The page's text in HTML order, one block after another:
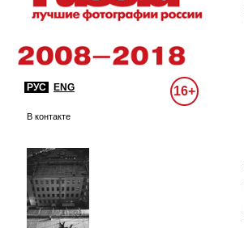
РУС ENG 16+
В контакте